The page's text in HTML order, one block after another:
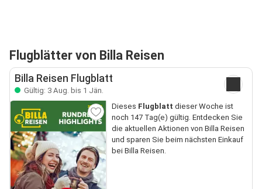
Flugblätter von Billa Reisen
Billa Reisen Flugblatt
Gültig: 3 Aug. bis 1 Jän.
Dieses Flugblatt dieser Woche ist
noch 147 Tag(e) gültig. Entdecken Sie
die aktuellen Aktionen von Billa Reisen
und sparen Sie beim nächsten Einkauf
bei Billa Reisen.